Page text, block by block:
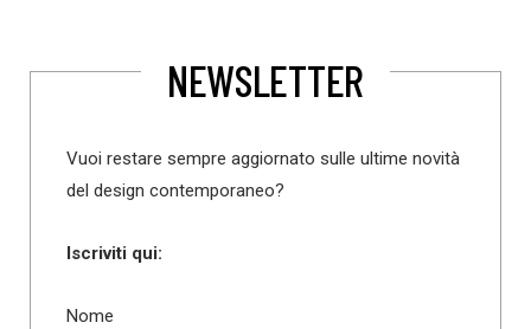
NEWSLETTER
Vuoi restare sempre aggiornato sulle ultime novità
del design contemporaneo?
Iscriviti qui:
Nome